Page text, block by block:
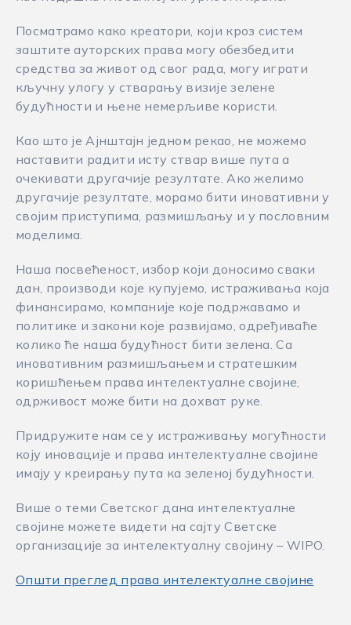
Посматрамо како креатори, који кроз систем
заштите ауторских права могу обезбедити
средства за живот од свог рада, могу играти
кључну улогу у стварању визије зелене
будућности и њене немерљиве користи.
Као што је Ајнштајн једном рекао, не можемо
наставити радити исту ствар више пута а
очекивати другачије резултате. Ако желимо
другачије резултате, морамо бити иновативни у
својим приступима, размишљању и у пословним
моделима.
Наша посвећеност, избор који доносимо сваки
дан, производи које купујемо, истраживања која
финансирамо, компаније које подржавамо и
политике и закони које развијамо, одређиваће
колико ће наша будућност бити зелена. Са
иновативним размишљањем и стратешким
коришћењем права интелектуалне својине,
одрживост може бити на дохват руке.
Придружите нам се у истраживању могућности
коју иновације и права интелектуалне својине
имају у креирању пута ка зеленој будућности.
Више о теми Светског дана интелектуалне
својине можете видети на сајту Светске
организације за интелектуалну својину – WIPO.
Општи преглед права интелектуалне својине